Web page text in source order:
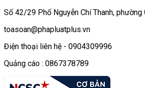
Số 42/29 Phố Nguyễn Chí Thanh, phường
toasoan@phapluatplus.vn
Điện thoại liên hệ - 0904309996
Quảng cáo : 0867378789